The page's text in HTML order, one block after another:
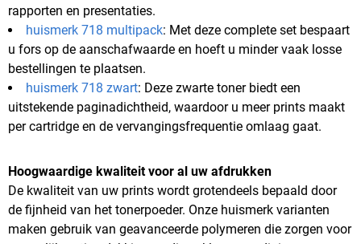
rapporten en presentaties.
huismerk 718 multipack: Met deze complete set bespaart
u fors op de aanschafwaarde en hoeft u minder vaak losse
bestellingen te plaatsen.
huismerk 718 zwart: Deze zwarte toner biedt een
uitstekende paginadichtheid, waardoor u meer prints maakt
per cartridge en de vervangingsfrequentie omlaag gaat.
Hoogwaardige kwaliteit voor al uw afdrukken
De kwaliteit van uw prints wordt grotendeels bepaald door
de fijnheid van het tonerpoeder. Onze huismerk varianten
maken gebruik van geavanceerde polymeren die zorgen voor